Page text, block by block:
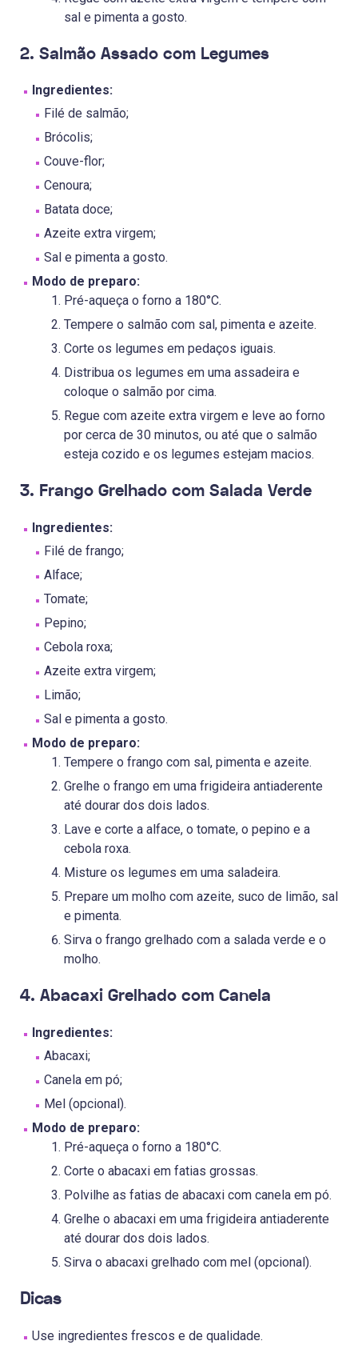
sal e pimenta a gosto.
2. Salmão Assado com Legumes
Ingredientes:
Filé de salmão;
Brócolis;
Couve-flor;
Cenoura;
Batata doce;
Azeite extra virgem;
Sal e pimenta a gosto.
Modo de preparo:
Pré-aqueça o forno a 180°C.
Tempere o salmão com sal, pimenta e azeite.
Corte os legumes em pedaços iguais.
Distribua os legumes em uma assadeira e
coloque o salmão por cima.
Regue com azeite extra virgem e leve ao forno
por cerca de 30 minutos, ou até que o salmão
esteja cozido e os legumes estejam macios.
3. Frango Grelhado com Salada Verde
Ingredientes:
Filé de frango;
Alface;
Tomate;
Pepino;
Cebola roxa;
Azeite extra virgem;
Limão;
Sal e pimenta a gosto.
Modo de preparo:
Tempere o frango com sal, pimenta e azeite.
Grelhe o frango em uma frigideira antiaderente
até dourar dos dois lados.
Lave e corte a alface, o tomate, o pepino e a
cebola roxa.
Misture os legumes em uma saladeira.
Prepare um molho com azeite, suco de limão, sal
e pimenta.
Sirva o frango grelhado com a salada verde e o
molho.
4. Abacaxi Grelhado com Canela
Ingredientes:
Abacaxi;
Canela em pó;
Mel (opcional).
Modo de preparo:
Pré-aqueça o forno a 180°C.
Corte o abacaxi em fatias grossas.
Polvilhe as fatias de abacaxi com canela em pó.
Grelhe o abacaxi em uma frigideira antiaderente
até dourar dos dois lados.
Sirva o abacaxi grelhado com mel (opcional).
Dicas
Use ingredientes frescos e de qualidade.